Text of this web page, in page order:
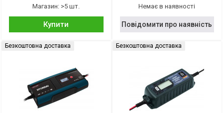
Магазин: >5 шт.
Купити
Немає в наявності
Повідомити про наявність
Безкоштовна доставка Безкоштовна доставка